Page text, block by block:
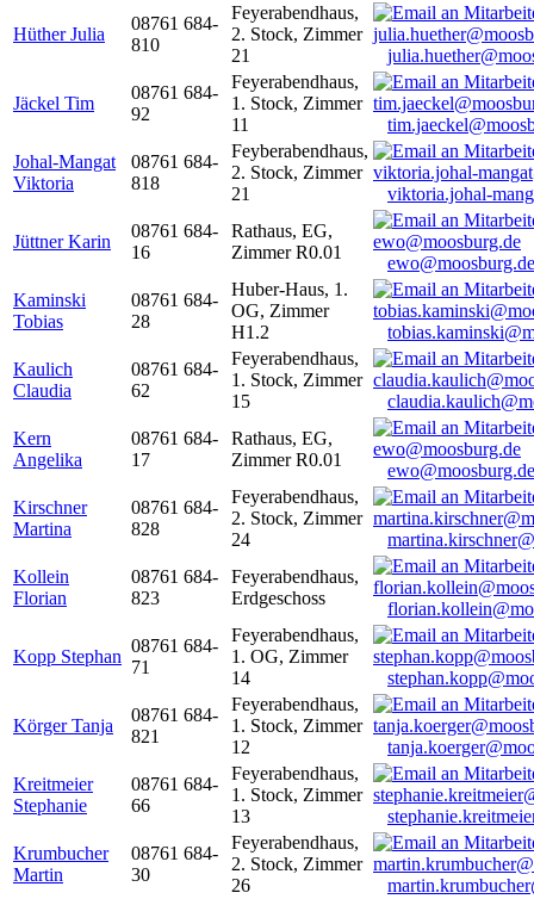
Hüther Julia
08761 684-
810
Feyerabendhaus,
2. Stock, Zimmer
21
Jäckel Tim
08761 684-
92
Feyerabendhaus,
1. Stock, Zimmer
11
Johal-Mangat
Viktoria
08761 684-
818
Feyberabendhaus,
2. Stock, Zimmer
21
viktoria.johal-
Jüttner Karin
08761 684-
16
Rathaus, EG,
Zimmer R0.01
ewo@moosburg.de
Kaminski
Tobias
08761 684-
28
Huber-Haus, 1.
OG, Zimmer
H1.2
Kaulich
Claudia
08761 684-
62
Feyerabendhaus,
1. Stock, Zimmer
15
Kern
Angelika
08761 684-
17
Rathaus, EG,
Zimmer R0.01
ewo@moosburg.de
Kirschner
Martina
08761 684-
828
Feyerabendhaus,
2. Stock, Zimmer
24
Kollein
Florian
08761 684-
823
Feyerabendhaus,
Erdgeschoss
Kopp Stephan
08761 684-
71
Feyerabendhaus,
1. OG, Zimmer
14
Körger Tanja
08761 684-
821
Feyerabendhaus,
1. Stock, Zimmer
12
Kreitmeier
Stephanie
08761 684-
66
Feyerabendhaus,
1. Stock, Zimmer
13
Krumbucher
Martin
08761 684-
30
Feyerabendhaus,
2. Stock, Zimmer
26